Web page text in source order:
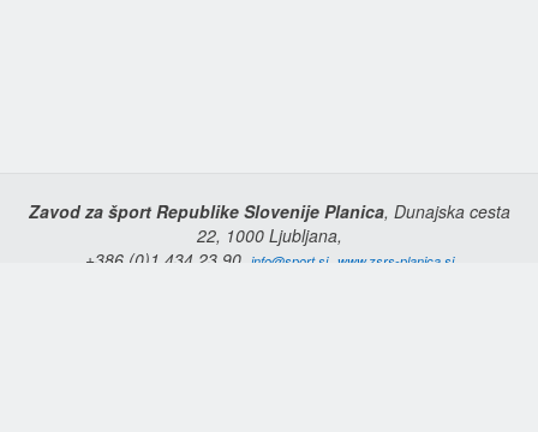
Zavod za šport Republike Slovenije Planica, Dunajska cesta
22, 1000 Ljubljana,
+386 (0)1 434 23 90, info@sport.si, www.zsrs-planica.si